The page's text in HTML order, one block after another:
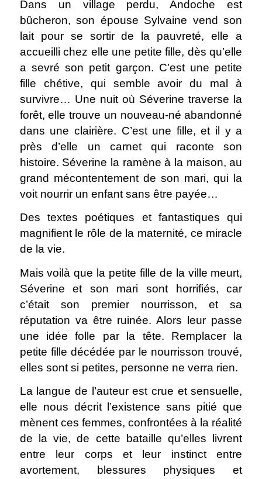
Dans un village perdu, Andoche est
bûcheron, son épouse Sylvaine vend son
lait pour se sortir de la pauvreté, elle a
accueilli chez elle une petite fille, dès qu’elle
a sevré son petit garçon. C’est une petite
fille chétive, qui semble avoir du mal à
survivre… Une nuit où Séverine traverse la
forêt, elle trouve un nouveau-né abandonné
dans une clairière. C’est une fille, et il y a
près d’elle un carnet qui raconte son
histoire. Séverine la ramène à la maison, au
grand mécontentement de son mari, qui la
voit nourrir un enfant sans être payée…
Des textes poétiques et fantastiques qui
magnifient le rôle de la maternité, ce miracle
de la vie.
Mais voilà que la petite fille de la ville meurt,
Séverine et son mari sont horrifiés, car
c’était son premier nourrisson, et sa
réputation va être ruinée. Alors leur passe
une idée folle par la tête. Remplacer la
petite fille décédée par le nourrisson trouvé,
elles sont si petites, personne ne verra rien.
La langue de l’auteur est crue et sensuelle,
elle nous décrit l’existence sans pitié que
mènent ces femmes, confrontées à la réalité
de la vie, de cette bataille qu’elles livrent
entre leur corps et leur instinct entre
avortement, blessures physiques et